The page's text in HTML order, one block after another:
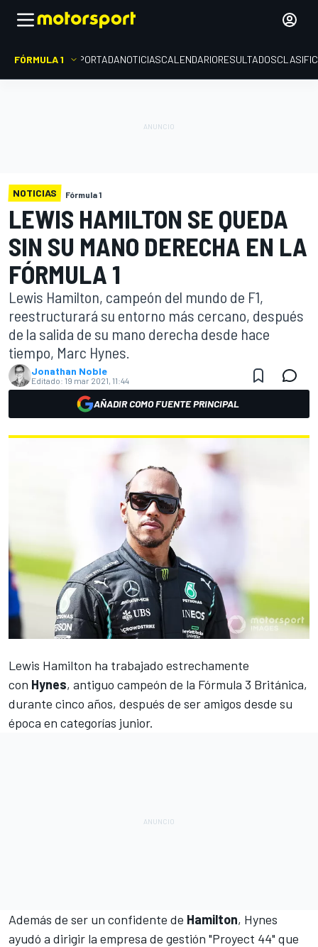
FÓRMULA 1 PORTADANOTICIASCALENDARIORESULTADOS
NOTICIAS Fórmula 1
LEWIS HAMILTON SE QUEDA
SIN SU MANO DERECHA EN LA
FÓRMULA 1
Lewis Hamilton, campeón del mundo de F1,
reestructurará su entorno más cercano, después
de la salida de su mano derecha desde hace
tiempo, Marc Hynes.
Jonathan Noble
Editado: 19 mar 2021, 11:44
AÑADIR COMO FUENTE PRINCIPAL
Lewis Hamilton ha trabajado estrechamente
con Hynes, antiguo campeón de la Fórmula 3 Británica,
durante cinco años, después de ser amigos desde su
época en categorías junior.
Además de ser un confidente de Hamilton, Hynes
ayudó a dirigir la empresa de gestión "Proyect 44" que